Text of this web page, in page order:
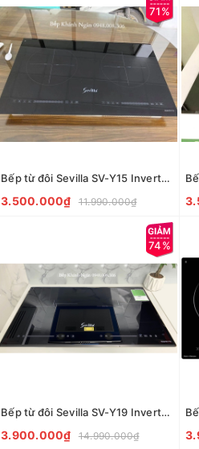
71%
Bếp từ đôi Sevilla SV-Y15 Inverter tiết kiệm điện
3.500.000₫ 11.990.000₫
74%
Bếp từ đôi Sevilla SV-Y19 Inverter 35%
3.900.000₫ 14.990.000₫